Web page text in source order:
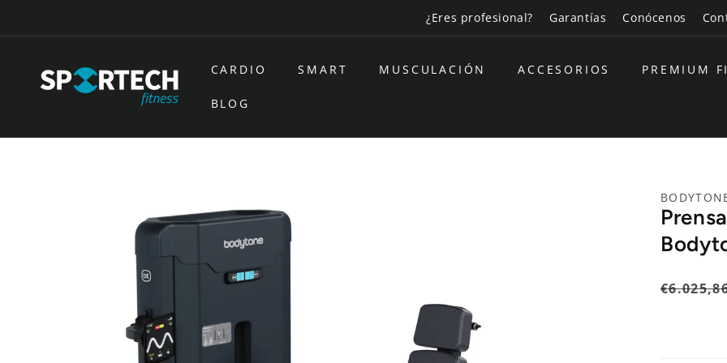
¿Eres profesional? Garantías Conócenos
CARDIO SMART MUSCULACIÓN ACCESORIOS PREMIUM
BLOG
Precio